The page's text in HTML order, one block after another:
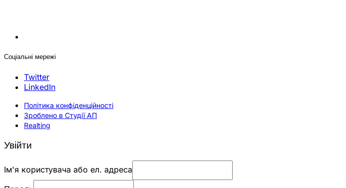
Соціальні мережі
Twitter
LinkedIn
Політика конфіденційності
Зроблено в Студії АП
Realting
Увійти
Ім'я користувача або ел. адреса